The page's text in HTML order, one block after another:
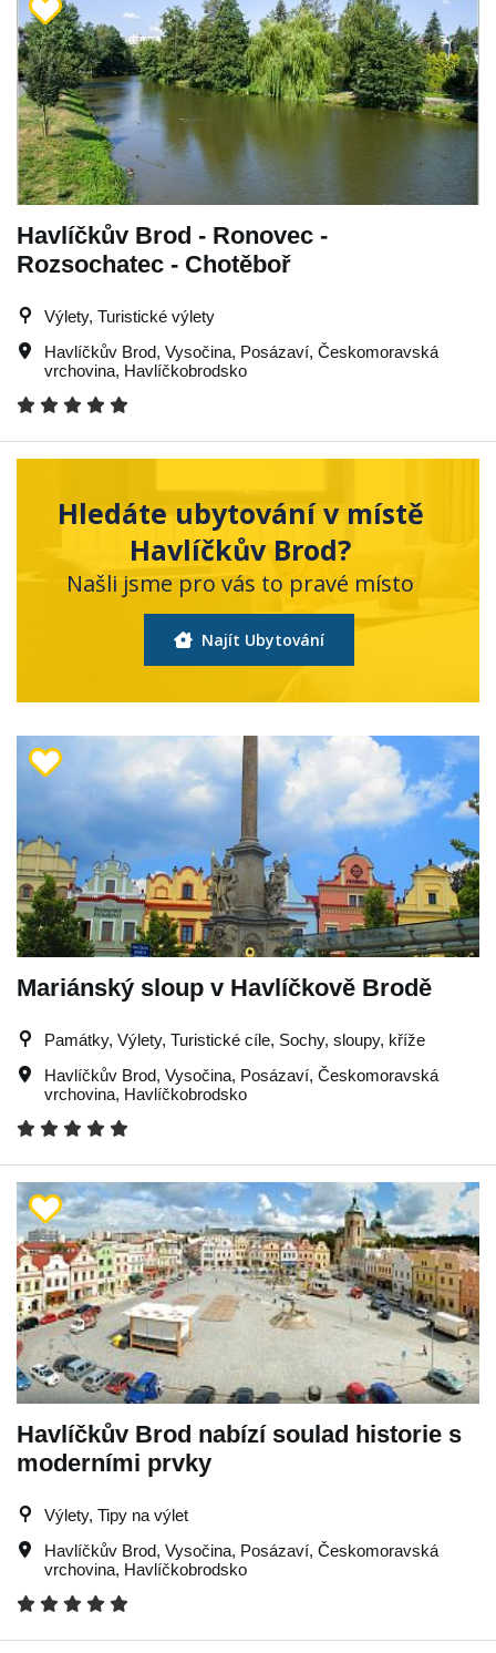
Havlíčkův Brod - Ronovec -
Rozsochatec - Chotěboř
Výlety, Turistické výlety
Havlíčkův Brod, Vysočina, Posázaví, Českomoravská
vrchovina, Havlíčkobrodsko
Hledáte ubytování v místě
Havlíčkův Brod?
Našli jsme pro vás to pravé místo
Najít Ubytování
Mariánský sloup v Havlíčkově Brodě
Památky, Výlety, Turistické cíle, Sochy, sloupy, kříže
Havlíčkův Brod, Vysočina, Posázaví, Českomoravská
vrchovina, Havlíčkobrodsko
Havlíčkův Brod nabízí soulad historie s
moderními prvky
Výlety, Tipy na výlet
Havlíčkův Brod, Vysočina, Posázaví, Českomoravská
vrchovina, Havlíčkobrodsko